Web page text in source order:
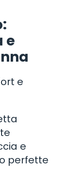
e
e
e
perfette